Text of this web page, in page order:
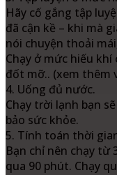
Hãy cố gắng tập
đã cận kề – khi mà
nói chuyện thoải
Chạy ở mức hiếu
đốt mỡ.. (xem thêm
4. Uống đủ nước.
Chạy trời lạnh bạn
bảo sức khỏe.
5. Tính toán thời
Bạn chỉ nên chạy
qua 90 phút. Chạy